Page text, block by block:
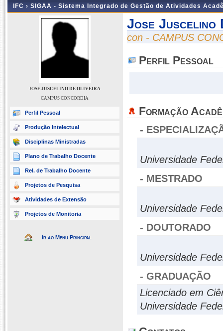
IFC › SIGAA - Sistema Integrado de Gestão de Atividades
JOSE JUSCELINO DE OLIVEIRA
CAMPUS CONCORDIA
Perfil Pessoal
Produção Intelectual
Disciplinas Ministradas
Plano de Trabalho Docente
Rel. de Trabalho Docente
Projetos de Pesquisa
Atividades de Extensão
Projetos de Monitoria
Ir ao Menu Principal
Jose Juscelino
con - CAMPUS
Perfil Pessoal
Formação
-
Universidade
- MESTRADO
Universidade
- DOUTORADO
Universidade
- GRADUAÇÃO
Licenciado em
Universidade